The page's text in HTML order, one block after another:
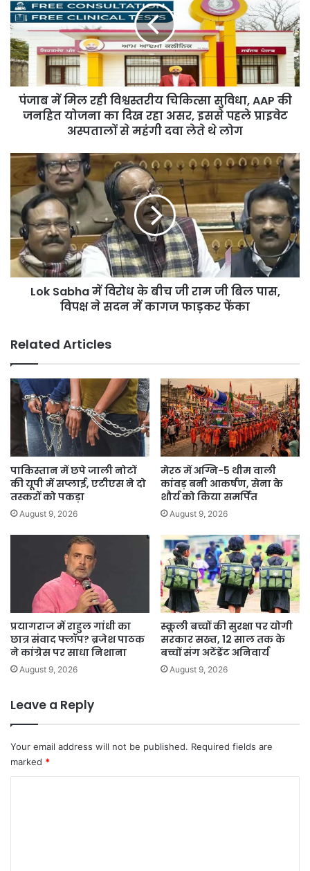
रही
विश्वस्तरीय
चिकित्सा
सुविधा,
AAP
की
जनहित
योजना
रहा
असर,
इससे
पहले
प्राइवेट
अस्पतालों
महंगी
दवा
पंजाब में मिल रही विश्वस्तरीय चिकित्सा सुविधा, AAP की
जनहित योजना का दिख रहा असर, इससे पहले प्राइवेट
अस्पतालों से महंगी दवा लेते थे लोग
Lok
Sabha
में
विरोध
के
बीच
जी
राम
जी
सदन
में
कागज
फाड़कर
फेंका
Lok Sabha में विरोध के बीच जी राम जी बिल पास,
विपक्ष ने सदन में कागज फाड़कर फेंका
Related Articles
पाकिस्तान में छपे जाली नोटों
की यूपी में सप्लाई, एटीएस ने दो
तस्करों को पकड़ा
August 9, 2026
मेरठ में अग्नि-5 थीम वाली
कांवड़ बनी आकर्षण, सेना के
शौर्य को किया समर्पित
August 9, 2026
प्रयागराज में राहुल गांधी का
छात्र संवाद फ्लॉप? ब्रजेश पाठक
ने कांग्रेस पर साधा निशाना
August 9, 2026
स्कूली बच्चों की सुरक्षा पर योगी
सरकार सख्त, 12 साल तक के
बच्चों संग अटेंडेंट अनिवार्य
August 9, 2026
Leave a Reply
Your email address will not be published. Required fields are
marked *